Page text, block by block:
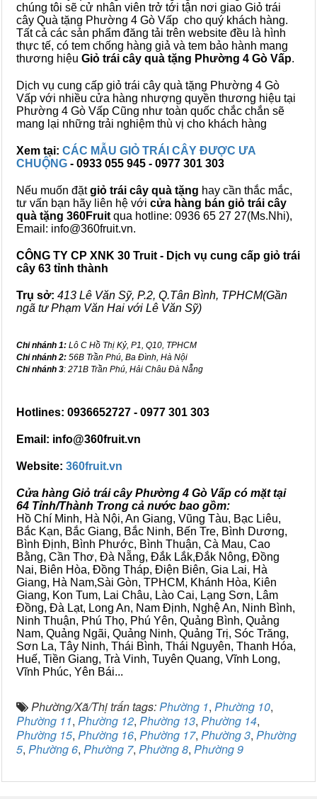
chúng tôi sẽ cử nhân viên trở tới tận nơi giao Giỏ trái
cây Quà tặng Phường 4 Gò Vấp cho quý khách hàng.
Tất cả các sản phẩm đăng tải trên website đều là hình
thực tế, có tem chống hàng giả và tem bảo hành mang
thương hiệu Giỏ trái cây quà tặng Phường 4 Gò Vấp.
Dịch vụ cung cấp giỏ trái cây quà tặng Phường 4 Gò
Vấp với nhiều cửa hàng nhượng quyền thương hiệu tại
Phường 4 Gò Vấp Cũng như toàn quốc chắc chắn sẽ
mang lại những trải nghiệm thù vị cho khách hàng
Xem tại: CÁC MẪU GIỎ TRÁI CÂY ĐƯỢC ƯA
CHUỘNG - 0933 055 945 - 0977 301 303
Nếu muốn đặtgiỏ trái cây quà tặng hay cần thắc mắc,
tư vấn bạn hãy liên hệ với cửa hàng bán giỏ trái cây
quà tặng 360Fruit qua hotline: 0936 65 27 27(Ms.Nhi),
Email: info@360fruit.vn.
CÔNG TY CP XNK 30 Truit - Dịch vụ cung cấp giỏ trái
cây 63 tỉnh thành
Trụ sở: 413 Lê Văn Sỹ, P.2, Q.Tân Bình, TPHCM(Gần
ngã tư Phạm Văn Hai với Lê Văn Sỹ)
Chi nhánh 1: Lô C Hồ Thị Kỷ, P1, Q10, TPHCM
Chi nhánh 2: 56B Trần Phú, Ba Đình, Hà Nội
Chi nhánh 3: 271B Trần Phú, Hải Châu Đà Nẵng
Hotlines: 0936652727 - 0977 301 303
Email: info@360fruit.vn
Website: 360fruit.vn
Cửa hàng Giỏ trái cây Phường 4 Gò Vấp có mặt tại
64 Tỉnh/Thành Trong cả nước bao gồm:
Hồ Chí Minh, Hà Nội, An Giang, Vũng Tàu, Bạc Liêu,
Bắc Kạn, Bắc Giang, Bắc Ninh, Bến Tre, Bình Dương,
Bình Định, Bình Phước, Bình Thuận, Cà Mau, Cao
Bằng, Cần Thơ, Đà Nẵng, Đắk Lắk,Đắk Nông, Đồng
Nai, Biên Hòa, Đồng Tháp, Điện Biên, Gia Lai, Hà
Giang, Hà Nam,Sài Gòn, TPHCM, Khánh Hòa, Kiên
Giang, Kon Tum, Lai Châu, Lào Cai, Lạng Sơn, Lâm
Đồng, Đà Lạt, Long An, Nam Định, Nghệ An, Ninh Bình,
Ninh Thuận, Phú Thọ, Phú Yên, Quảng Bình, Quảng
Nam, Quảng Ngãi, Quảng Ninh, Quảng Trị, Sóc Trăng,
Sơn La, Tây Ninh, Thái Bình, Thái Nguyên, Thanh Hóa,
Huế, Tiền Giang, Trà Vinh, Tuyên Quang, Vĩnh Long,
Vĩnh Phúc, Yên Bái...
Phường/Xã/Thị trấn tags:Phường 1, Phường 10,
Phường 11, Phường 12, Phường 13, Phường 14,
Phường 15, Phường 16, Phường 17, Phường 3, Phường
5, Phường 6, Phường 7, Phường 8, Phường 9